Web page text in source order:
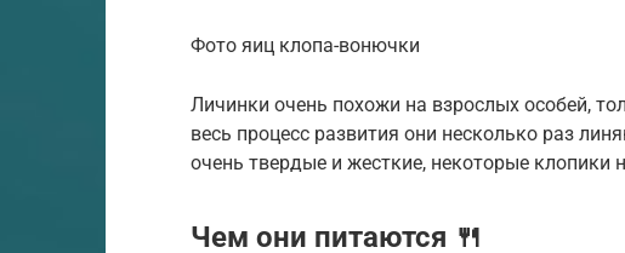
Фото яиц клопа-вонючки
Личинки очень похожи на взрослых особей,
весь процесс развития они несколько раз
очень твердые и жесткие, некоторые клопики
Чем они питаются 🍴